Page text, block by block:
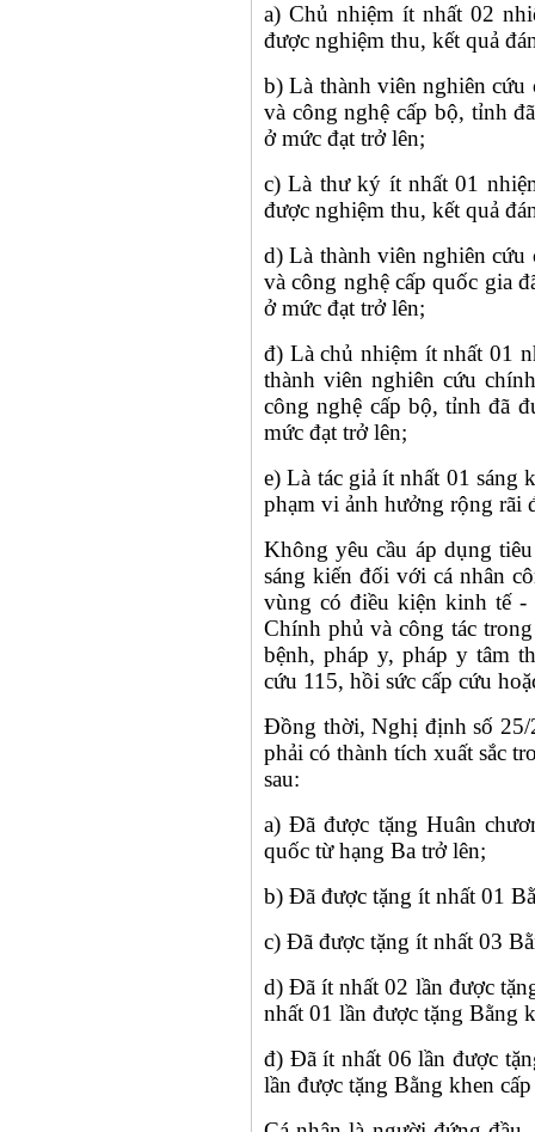
a) Chủ nhiệm ít nhất 02
được nghiệm thu, kết quả
b) Là thành viên nghiên
và công nghệ cấp bộ, tỉnh
ở mức đạt trở lên;
c) Là thư ký ít nhất 01
được nghiệm thu, kết quả
d) Là thành viên nghiên
và công nghệ cấp quốc gia
ở mức đạt trở lên;
đ) Là chủ nhiệm ít nhất 01
thành viên nghiên cứu
công nghệ cấp bộ, tỉnh đã
mức đạt trở lên;
e) Là tác giả ít nhất 01 sáng
phạm vi ảnh hưởng rộng rãi
Không yêu cầu áp dụng
sáng kiến đối với cá nhân
vùng có điều kiện kinh tế -
Chính phủ và công tác
bệnh, pháp y, pháp y tâm
cứu 115, hồi sức cấp cứu
Đồng thời, Nghị định số 25/
phải có thành tích xuất sắc
sau:
a) Đã được tặng Huân
quốc từ hạng Ba trở lên;
b) Đã được tặng ít nhất 01
c) Đã được tặng ít nhất 03
d) Đã ít nhất 02 lần được
nhất 01 lần được tặng Bằng
đ) Đã ít nhất 06 lần được
lần được tặng Bằng khen